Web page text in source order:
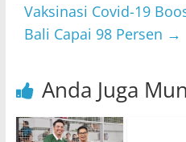
Vaksinasi Covid-19
Bali Capai 98 Persen →
Anda Juga